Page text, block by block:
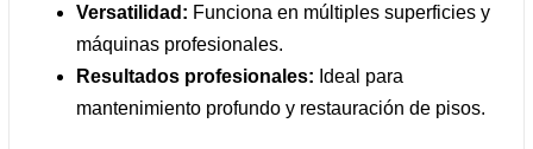
Versatilidad: Funciona en múltiples superficies y
máquinas profesionales.
Resultados profesionales: Ideal para
mantenimiento profundo y restauración de pisos.